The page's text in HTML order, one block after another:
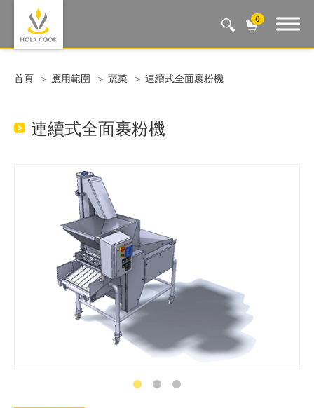
0
Auto Machine, Smart Life
首頁 應用範圍 蔬菜 連續式全面裹粉機
連續式全面裹粉機